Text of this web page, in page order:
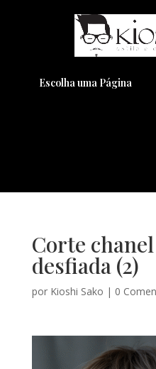
Escolha uma Página
Corte
desfiada (2)
por Kioshi Sako | 0
Pensando